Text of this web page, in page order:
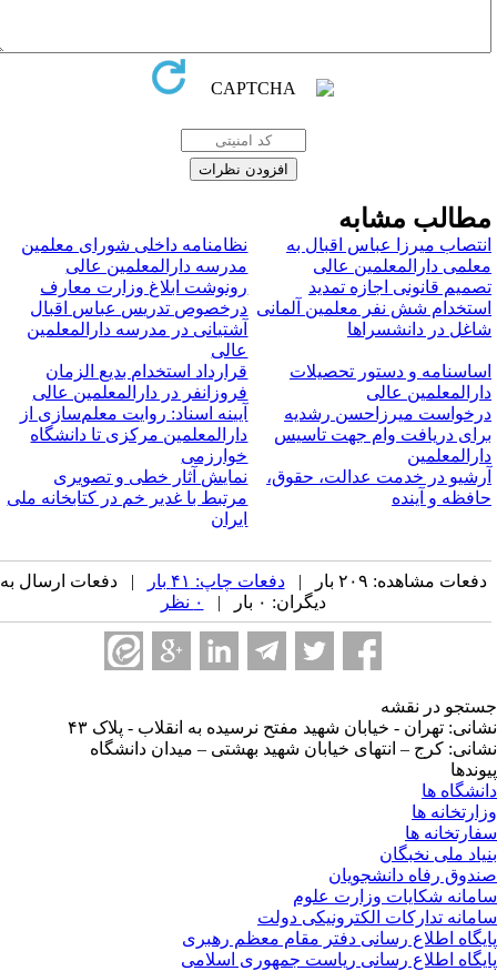
مشابه
میرزا عباس اقبال به
دارالمعلمین عالی
نظامنامه داخلی شورای معلمین
مدرسه دارالمعلمین عالی
قانونی اجازه تمدید
شش نفر معلمین آلمانی
در دانشسراها
رونوشت ابلاغ وزارت معارف
درخصوص تدریس عباس اقبال
آشتیانی در مدرسه دارالمعلمین
عالی
و دستور تحصیلات
عالی
قرارداد استخدام بدیع الزمان
فروزانفر در دارالمعلمین عالی
میرزاحسن رشدیه
دریافت وام جهت تاسیس
آیینه اسناد: روایت معلم‌سازی از
دارالمعلمین مرکزی تا دانشگاه
خوارزمی
در خدمت عدالت، حقوق،
و آینده‌
نمایش آثار خطی و تصویری
مرتبط با غدیر خم در کتابخانه ملی
ایران
دفعات مشاهده: ۲۰۹ بار | دفعات چاپ: ۴۱ بار
| دفعات ارسال به
دیگران: ۰ بار |
در نقشه
تهران - خیابان شهید مفتح نرسیده به انقلاب - پلاک ۴۳
کرج – انتهای خیابان شهید بهشتی – میدان دانشگاه
ها
ها
ها
ملی نخبگان
رفاه دانشجویان
شکایات وزارت علوم
تدارکات الکترونیکی دولت
اطلاع رسانی دفتر مقام معظم رهبری
اطلاع رسانی ریاست جمهوری اسلامی